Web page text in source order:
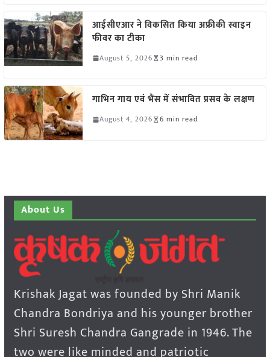
आईसीएआर ने विकसित किया अफ्रीकी स्वाइन
फीवर का टीका
August 5, 2026 3 min read
गाभिन गाय एवं भैंस में संभावित प्रसव के लक्षण
August 4, 2026 6 min read
About Us
Krishak Jagat was founded by Shri Manik
Chandra Bondriya and his younger brother
Shri Suresh Chandra Gangrade in 1946. The
two were like minded and patriotic